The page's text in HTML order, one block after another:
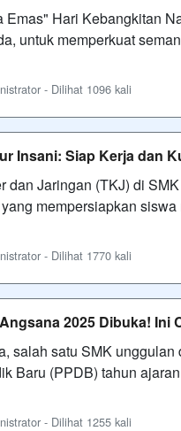
Hari Kebangkitan
untuk memperkuat
- Dilihat 1096 kali
Insani: Siap Kerja dan
dan Jaringan (TKJ) di
mempersiapkan
- Dilihat 1770 kali
2025 Dibuka! Ini
salah satu SMK
Baru (PPDB) tahun
- Dilihat 1255 kali